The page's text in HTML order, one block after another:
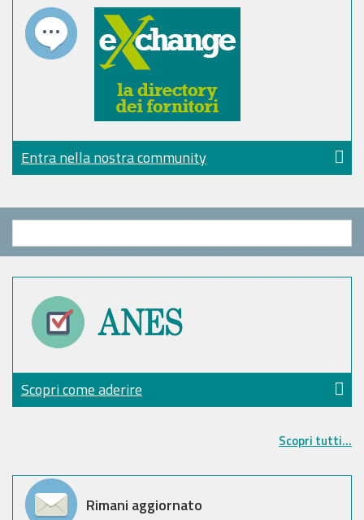
Entra nella nostra community
Scopri come aderire
Scopri tutti...
Rimani aggiornato